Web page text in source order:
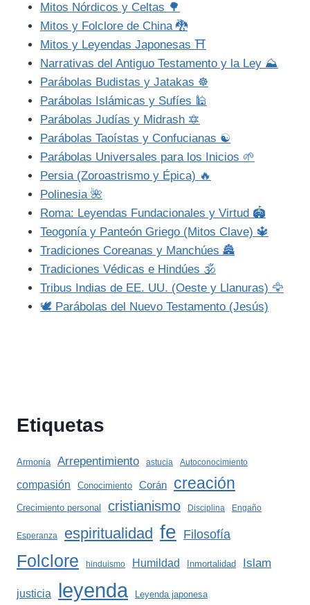
Mitos Nórdicos y Celtas 🌳
Mitos y Folclore de China 🐉
Mitos y Leyendas Japonesas ⛩️
Narrativas del Antiguo Testamento y la Ley ⛰️
Parábolas Budistas y Jatakas ☸️
Parábolas Islámicas y Sufíes 🕌
Parábolas Judías y Midrash 🔯
Parábolas Taoístas y Confucianas ☯️
Parábolas Universales para los Inicios 🌱
Persia (Zoroastrismo y Épica) 🔥
Polinesia 🌺
Roma: Leyendas Fundacionales y Virtud 🏟️
Teogonía y Panteón Griego (Mitos Clave) 🔱
Tradiciones Coreanas y Manchúes 🏯
Tradiciones Védicas e Hindúes 🕉️
Tribus Indias de EE. UU. (Oeste y Llanuras) 🦅
🕊️ Parábolas del Nuevo Testamento (Jesús)
Etiquetas
Armonía Arrepentimiento astucia Autoconocimiento
compasión Conocimiento Corán creación
Crecimiento personal cristianismo Disciplina Engaño
Esperanza espiritualidad fe Filosofía
Folclore hinduismo Humildad Inmortalidad Islam
justicia leyenda Leyenda japonesa